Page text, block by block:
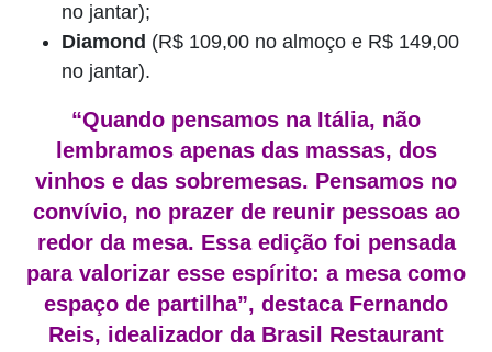
no jantar);
Diamond (R$ 109,00 no almoço e R$ 149,00
no jantar).
“Quando pensamos na Itália, não
lembramos apenas das massas, dos
vinhos e das sobremesas. Pensamos no
convívio, no prazer de reunir pessoas ao
redor da mesa. Essa edição foi pensada
para valorizar esse espírito: a mesa como
espaço de partilha”, destaca Fernando
Reis, idealizador da Brasil Restaurant